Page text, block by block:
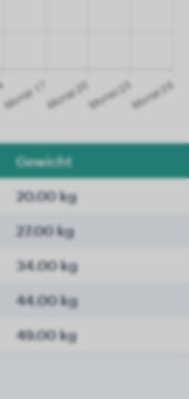
Gewicht
20.00 kg
27.00 kg
34.00 kg
44.00 kg
49.00 kg